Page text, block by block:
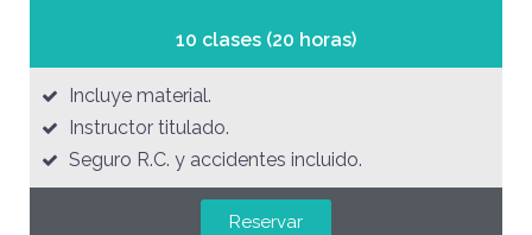
10 clases (20 horas)
Incluye material.
Instructor titulado.
Seguro R.C. y accidentes incluido.
Reservar